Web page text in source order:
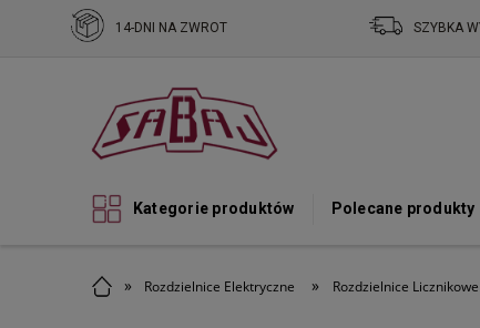
Kategorie produktów Polecane produkty
» Rozdzielnice Elektryczne » Rozdzielnice Licznikowe
14-DNI NA ZWROT SZYBKA